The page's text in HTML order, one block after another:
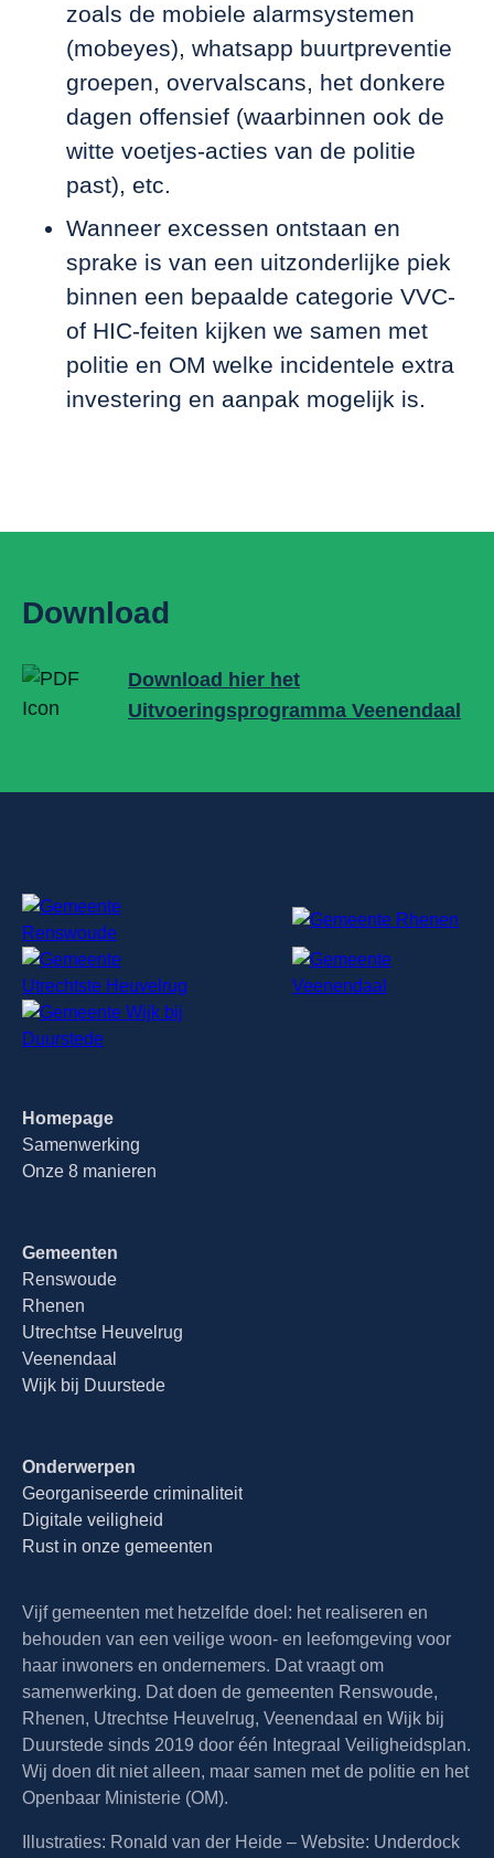
zoals de mobiele alarmsystemen
(mobeyes), whatsapp buurtpreventie
groepen, overvalscans, het donkere
dagen offensief (waarbinnen ook de
witte voetjes-acties van de politie
past), etc.
Wanneer excessen ontstaan en
sprake is van een uitzonderlijke piek
binnen een bepaalde categorie VVC-
of HIC-feiten kijken we samen met
politie en OM welke incidentele extra
investering en aanpak mogelijk is.
Download
Download hier het
Uitvoeringsprogramma Veenendaal
Homepage
Samenwerking
Onze 8 manieren
Gemeenten
Renswoude
Rhenen
Utrechtse Heuvelrug
Veenendaal
Wijk bij Duurstede
Onderwerpen
Georganiseerde criminaliteit
Digitale veiligheid
Rust in onze gemeenten
Vijf gemeenten met hetzelfde doel: het realiseren en
behouden van een veilige woon- en leefomgeving voor
haar inwoners en ondernemers. Dat vraagt om
samenwerking. Dat doen de gemeenten Renswoude,
Rhenen, Utrechtse Heuvelrug, Veenendaal en Wijk bij
Duurstede sinds 2019 door één Integraal Veiligheidsplan.
Wij doen dit niet alleen, maar samen met de politie en het
Openbaar Ministerie (OM).
Illustraties: Ronald van der Heide – Website: Underdock